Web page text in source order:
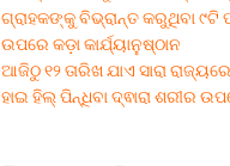
ଗ୍ରାହକଙ୍କୁ ବିଭ୍ରାନ୍ତ କରୁଥିବା ୯ଟି
ଉପରେ କଡ଼ା କାର୍ଯ୍ୟାନୁଷ୍ଠାନ
ଆଜିଠୁ ୧୨ ତାରିଖ ଯାଏ ସାରା
ହାଇ ହିଲ୍ ପିନ୍ଧିବା ଦ୍ଵାରା ଶରୀର